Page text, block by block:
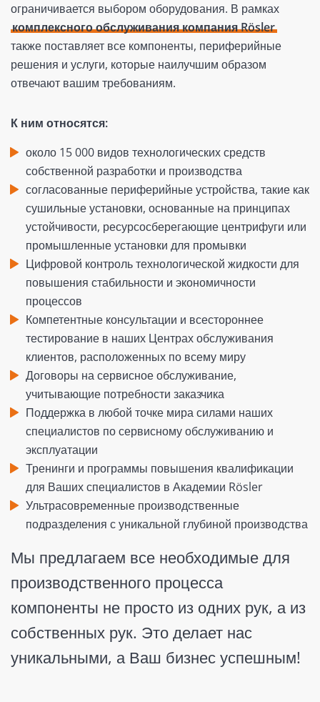
ограничивается выбором оборудования. В рамках
комплексного обслуживания компания Rösler
также поставляет все компоненты, периферийные
решения и услуги, которые наилучшим образом
отвечают вашим требованиям.
К ним относятся:
около 15 000 видов технологических средств
собственной разработки и производства
согласованные периферийные устройства, такие как
сушильные установки, основанные на принципах
устойчивости, ресурсосберегающие центрифуги или
промышленные установки для промывки
Цифровой контроль технологической жидкости для
повышения стабильности и экономичности
процессов
Компетентные консультации и всестороннее
тестирование в наших Центрах обслуживания
клиентов, расположенных по всему миру
Договоры на сервисное обслуживание,
учитывающие потребности заказчика
Поддержка в любой точке мира силами наших
специалистов по сервисному обслуживанию и
эксплуатации
Тренинги и программы повышения квалификации
для Ваших специалистов в Академии Rösler
Ультрасовременные производственные
подразделения с уникальной глубиной производства
Мы предлагаем все необходимые для
производственного процесса
компоненты не просто из одних рук, а из
собственных рук. Это делает нас
уникальными, а Ваш бизнес успешным!